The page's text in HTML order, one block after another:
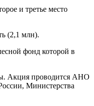
и третье место
(2,1 млн).
фонд которой в
Акция проводится АНО
Министерства